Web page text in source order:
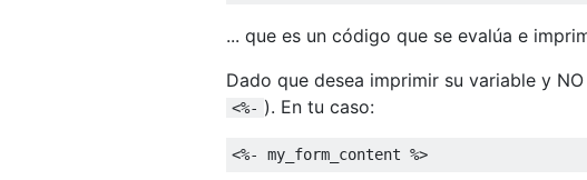
... que es un código que se evalúa e
Dado que desea imprimir su variable y
<%- ). En tu caso:
<%- my_form_content %>